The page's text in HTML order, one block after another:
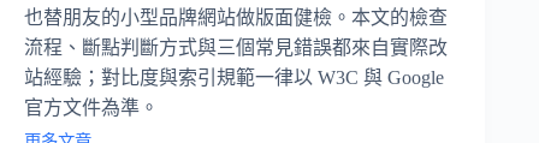
也替朋友的小型品牌網站做版面健檢。本文的檢查
流程、斷點判斷方式與三個常見錯誤都來自實際改
站經驗；對比度與索引規範一律以 W3C 與 Google
官方文件為準。